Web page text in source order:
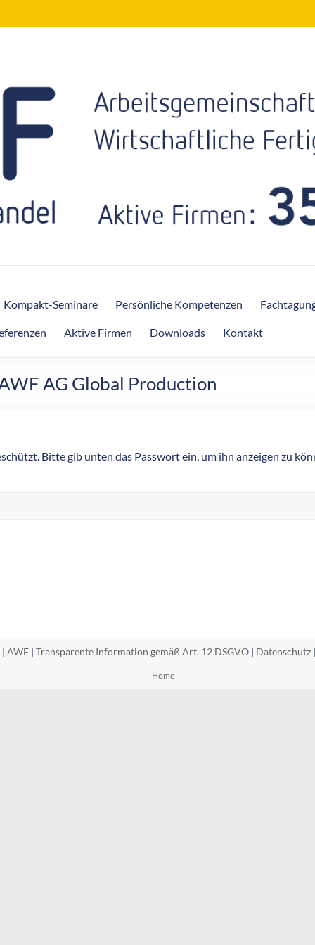
Kompakt-Seminare Persönliche Kompetenzen
Aktive Firmen Downloads Kontakt
AG Global Production
Bitte gib unten das Passwort ein, um ihn anzeigen zu
AWF | Transparente Information gemäß Art. 12 DSGVO | Datenschutz
Home